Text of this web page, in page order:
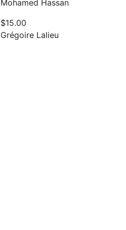
Mohamed Hassan
$15.00
Grégoire Lalieu